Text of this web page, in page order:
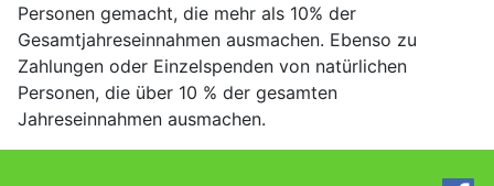
Personen gemacht, die mehr als 10% der
Gesamtjahreseinnahmen ausmachen. Ebenso zu
Zahlungen oder Einzelspenden von natürlichen
Personen, die über 10 % der gesamten
Jahreseinnahmen ausmachen.